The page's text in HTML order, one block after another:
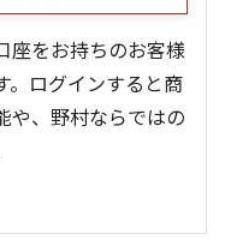
座をお持ちのお客様
。ログインすると商
や、野村ならではの